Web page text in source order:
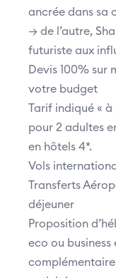
ancrée dans sa
→ de l’autre,
futuriste aux
Devis 100% sur
votre budget
Tarif indiqué « à
pour 2 adultes
en hôtels 4*.
Vols
Transferts
déjeuner
Proposition
eco ou